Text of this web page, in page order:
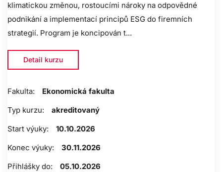
klimatickou změnou, rostoucími nároky na odpovědné
podnikání a implementací principů ESG do firemních
strategií. Program je koncipován t...
Detail kurzu
Fakulta:
Ekonomická fakulta
Typ kurzu:
akreditovaný
Start výuky:
10.10.2026
Konec výuky:
30.11.2026
Přihlášky do:
05.10.2026